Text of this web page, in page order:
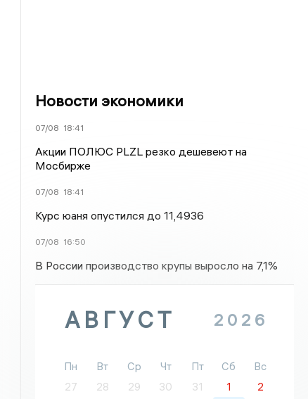
Новости экономики
07/08 18:41
Акции ПОЛЮС PLZL резко дешевеют на
Мосбирже
07/08 18:41
Курс юаня опустился до 11,4936
07/08 16:50
В России производство крупы выросло на 7,1%
АВГУСТ 2026
Пн Вт Ср Чт Пт Сб
Вс
27
28 29 30 31 1
2